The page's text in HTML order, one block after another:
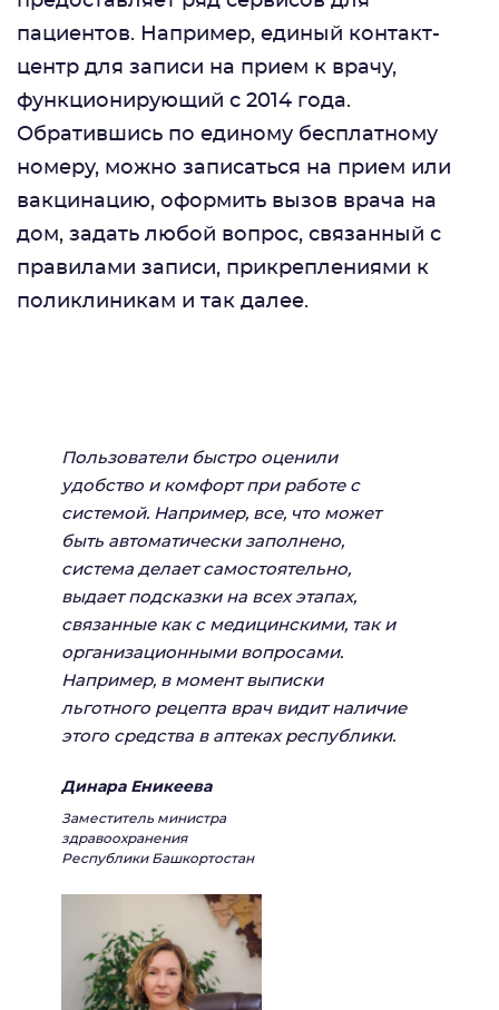
пациентов. Например, единый контакт-
центр для записи на прием к врачу,
функционирующий с 2014 года.
Обратившись по единому бесплатному
номеру, можно записаться на прием или
вакцинацию, оформить вызов врача на
дом, задать любой вопрос, связанный с
правилами записи, прикреплениями к
поликлиникам и так далее.
Пользователи быстро оценили
удобство и комфорт при работе с
системой. Например, все, что может
быть автоматически заполнено,
система делает самостоятельно,
выдает подсказки на всех этапах,
связанные как с медицинскими, так и
организационными вопросами.
Например, в момент выписки
льготного рецепта врач видит наличие
этого средства в аптеках республики.
Динара Еникеева
Заместитель министра
здравоохранения
Республики Башкортостан